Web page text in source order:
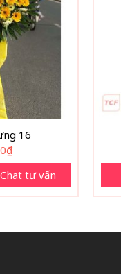
16
₫
Chat tư vấn